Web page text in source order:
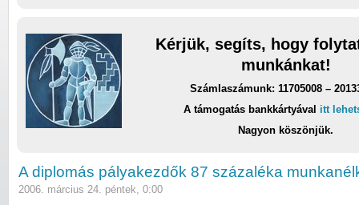
Kérjük, segíts, hogy
munkánkat!
Számlaszámunk: 11705008 –
A támogatás bankkártyával itt
Nagyon köszönjük.
A diplomás pályakezdők 87 százaléka
2006. március 24. péntek, 0:00